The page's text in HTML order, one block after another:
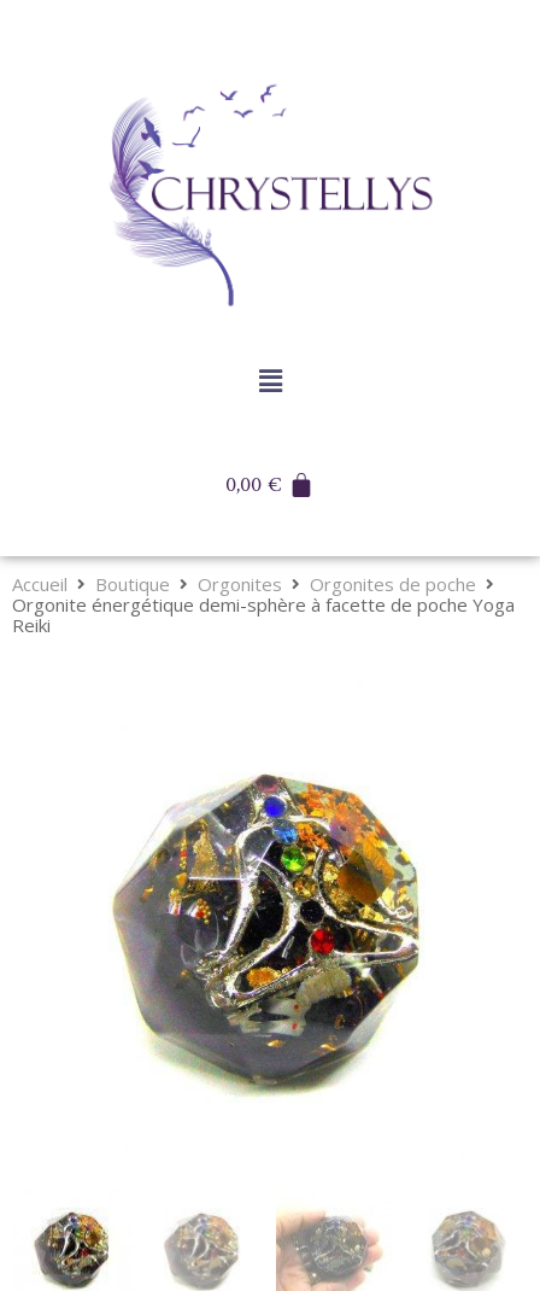
0,00€
Accueil Boutique Orgonites
Orgonites de poche
Orgonite énergétique demi-sphère à facette de poche Yoga
Reiki